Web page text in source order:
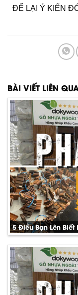
ĐỂ LẠI Ý KIẾN
BÀI VIẾT LIÊN
5 Điều Bạn Lên Biết